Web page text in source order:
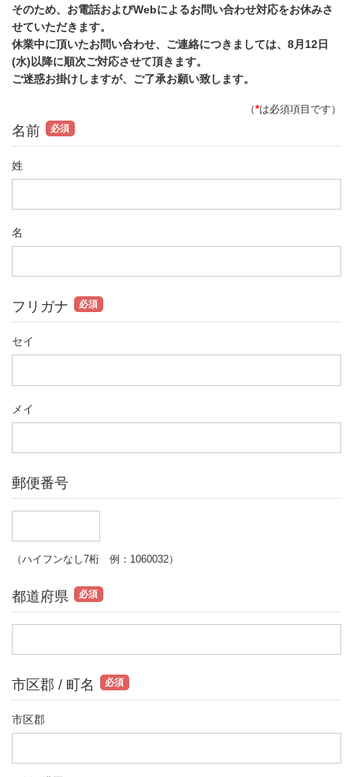
そのため、お電話およびWebによるお問い合わせ対応をお休みさ
せていただきます。
休業中に頂いたお問い合わせ、ご連絡につきましては、8月12日
(水)以降に順次ご対応させて頂きます。
ご迷惑お掛けしますが、ご了承お願い致します。